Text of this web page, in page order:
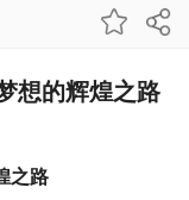
想的辉煌之路
之路